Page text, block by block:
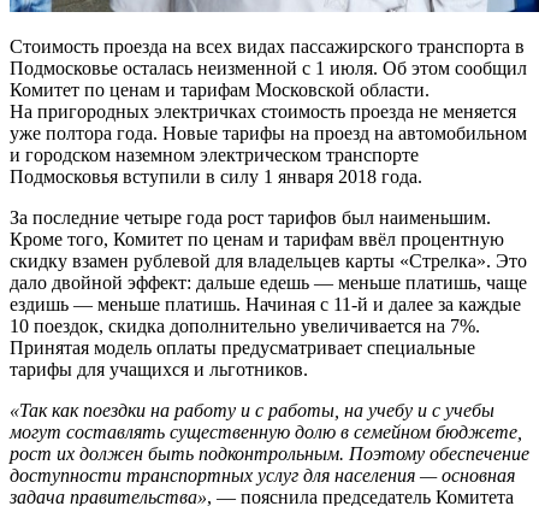
Стоимость проезда на всех видах пассажирского транспорта в
Подмосковье осталась неизменной с 1 июля. Об этом сообщил
Комитет по ценам и тарифам Московской области.
На пригородных электричках стоимость проезда не меняется
уже полтора года. Новые тарифы на проезд на автомобильном
и городском наземном электрическом транспорте
Подмосковья вступили в силу 1 января 2018 года.
За последние четыре года рост тарифов был наименьшим.
Кроме того, Комитет по ценам и тарифам ввёл процентную
скидку взамен рублевой для владельцев карты «Стрелка». Это
дало двойной эффект: дальше едешь — меньше платишь, чаще
ездишь — меньше платишь. Начиная с 11-й и далее за каждые
10 поездок, скидка дополнительно увеличивается на 7%.
Принятая модель оплаты предусматривает специальные
тарифы для учащихся и льготников.
«Так как поездки на работу и с работы, на учебу и с учебы
могут составлять существенную долю в семейном бюджете,
рост их должен быть подконтрольным. Поэтому обеспечение
доступности транспортных услуг для населения — основная
задача правительства», — пояснила председатель Комитета